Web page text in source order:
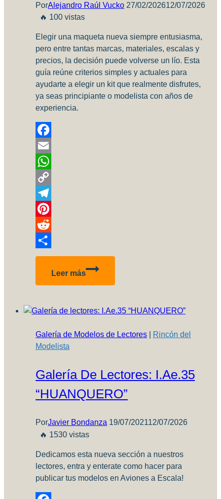
PorAlejandro Raúl Vucko 27/02/202612/07/2026
🔥 100 vistas
Elegir una maqueta nueva siempre entusiasma,
pero entre tantas marcas, materiales, escalas y
precios, la decisión puede volverse un lío. Esta
guía reúne criterios simples y actuales para
ayudarte a elegir un kit que realmente disfrutes,
ya seas principiante o modelista con años de
experiencia.
Facebook
Email
WhatsApp
Copy
Link
Telegram
Pinterest
Reddit
Compartir
Leer más
Cómo
maqueta:
práctica
de
Galería de Modelos de Lectores
Rincón del
Modelista
Galería De Lectores: I.Ae.35
“HUANQUERO”
PorJavier Bondanza 19/07/202112/07/2026
🔥 1530 vistas
Dedicamos esta nueva sección a nuestros
lectores, entra y enterate como hacer para
publicar tus modelos en Aviones a Escala!